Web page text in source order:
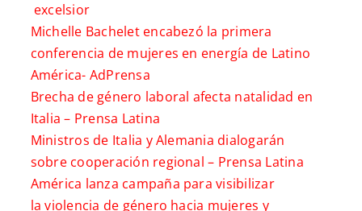
excelsior
Michelle Bachelet encabezó la primera
conferencia de mujeres en energía de Latino
América- AdPrensa
Brecha de género laboral afecta natalidad en
Italia – Prensa Latina
Ministros de Italia y Alemania dialogarán
sobre cooperación regional – Prensa Latina
América lanza campaña para visibilizar
la violencia de género hacia mujeres y